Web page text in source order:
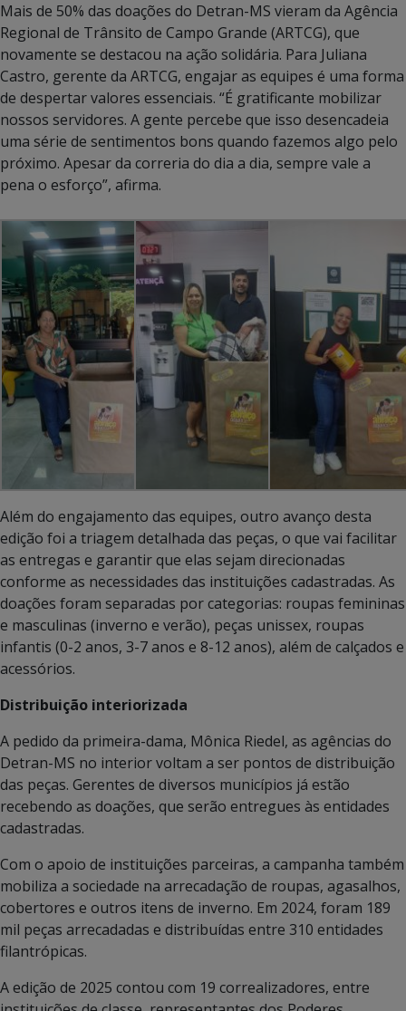
Mais de 50% das doações do Detran-MS vieram da Agência
Regional de Trânsito de Campo Grande (ARTCG), que
novamente se destacou na ação solidária. Para Juliana
Castro, gerente da ARTCG, engajar as equipes é uma forma
de despertar valores essenciais. “É gratificante mobilizar
nossos servidores. A gente percebe que isso desencadeia
uma série de sentimentos bons quando fazemos algo pelo
próximo. Apesar da correria do dia a dia, sempre vale a
pena o esforço”, afirma.
Além do engajamento das equipes, outro avanço desta
edição foi a triagem detalhada das peças, o que vai facilitar
as entregas e garantir que elas sejam direcionadas
conforme as necessidades das instituições cadastradas. As
doações foram separadas por categorias: roupas femininas
e masculinas (inverno e verão), peças unissex, roupas
infantis (0-2 anos, 3-7 anos e 8-12 anos), além de calçados e
acessórios.
Distribuição interiorizada
A pedido da primeira-dama, Mônica Riedel, as agências do
Detran-MS no interior voltam a ser pontos de distribuição
das peças. Gerentes de diversos municípios já estão
recebendo as doações, que serão entregues às entidades
cadastradas.
Com o apoio de instituições parceiras, a campanha também
mobiliza a sociedade na arrecadação de roupas, agasalhos,
cobertores e outros itens de inverno. Em 2024, foram 189
mil peças arrecadadas e distribuídas entre 310 entidades
filantrópicas.
A edição de 2025 contou com 19 correalizadores, entre